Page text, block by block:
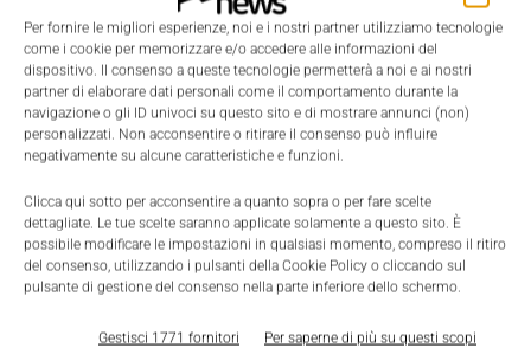
Per fornire le migliori esperienze, noi e i nostri partner utilizziamo tecnologie
come i cookie per memorizzare e/o accedere alle informazioni del
dispositivo. Il consenso a queste tecnologie permetterà a noi e ai nostri
partner di elaborare dati personali come il comportamento durante la
navigazione o gli ID univoci su questo sito e di mostrare annunci (non)
personalizzati. Non acconsentire o ritirare il consenso può influire
negativamente su alcune caratteristiche e funzioni.
Clicca qui sotto per acconsentire a quanto sopra o per fare scelte
dettagliate. Le tue scelte saranno applicate solamente a questo sito. È
possibile modificare le impostazioni in qualsiasi momento, compreso il ritiro
del consenso, utilizzando i pulsanti della Cookie Policy o cliccando sul
pulsante di gestione del consenso nella parte inferiore dello schermo.
Gestisci 1771 fornitori Per saperne di più su questi scopi
Edicola